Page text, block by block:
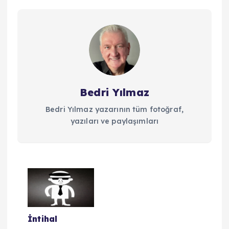
Bedri Yılmaz
Bedri Yılmaz yazarının tüm fotoğraf,
yazıları ve paylaşımları
Y
a
İntihal